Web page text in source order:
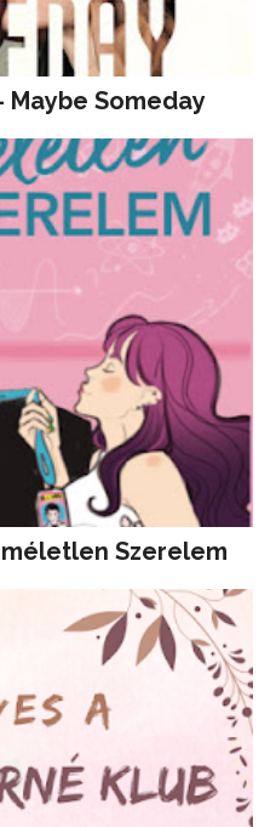
Someday
Szerelem